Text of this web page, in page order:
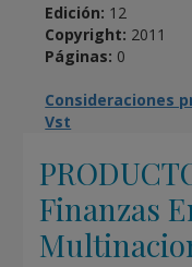
Edición: 12
Copyright: 2011
Páginas: 0
Consideraciones
Vst
Finanzas